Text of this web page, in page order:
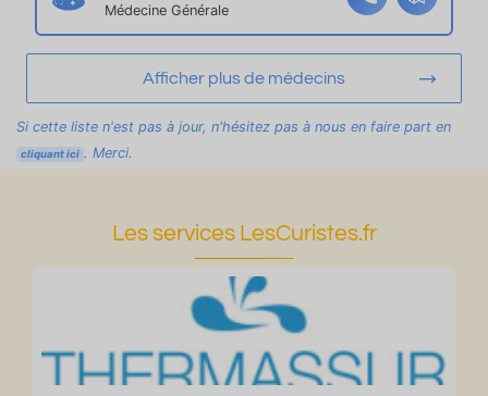
T
er
a
e
Fl
Médecine Générale
Afficher plus de médecins
Si cette liste n'est pas à jour, n'hésitez pas à nous en faire part en
cliquant ici . Merci.
Les services LesCuristes.fr